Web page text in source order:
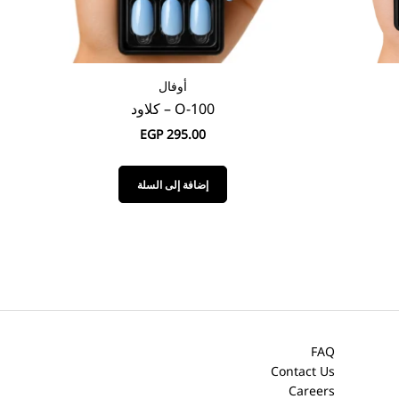
الموند
A-110 – جرانيت
EGP295.00
إضافة إلى السلة